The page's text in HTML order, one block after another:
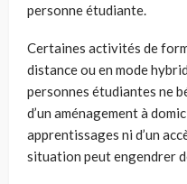
personne étudiante.
Certaines activités de
distance ou en mode
personnes étudiantes ne
d’un aménagement à
apprentissages ni d’un
situation peut engendrer